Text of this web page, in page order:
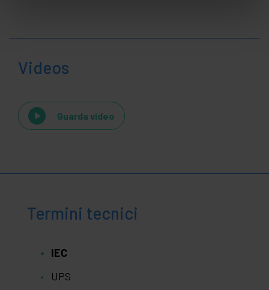
Videos
Guarda video
Termini tecnici
IEC
UPS